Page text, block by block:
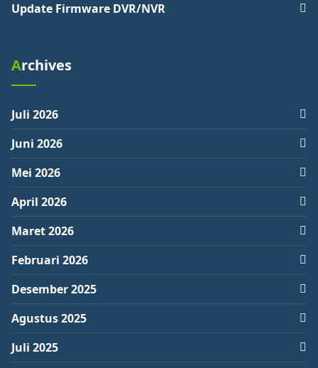
Update Firmware DVR/NVR
Archives
Juli 2026
Juni 2026
Mei 2026
April 2026
Maret 2026
Februari 2026
Desember 2025
Agustus 2025
Juli 2025